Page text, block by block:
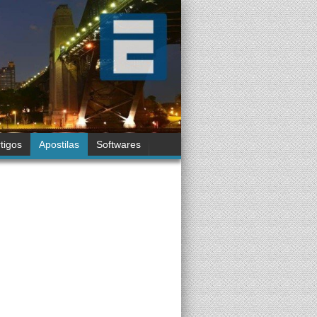
Apostilas Softwares